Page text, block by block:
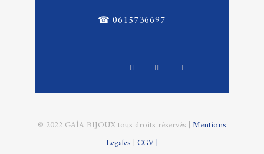
☎ 0615736697
© 2022 GAÎA BIJOUX tous droits réservés | Mentions
Legales | CGV |